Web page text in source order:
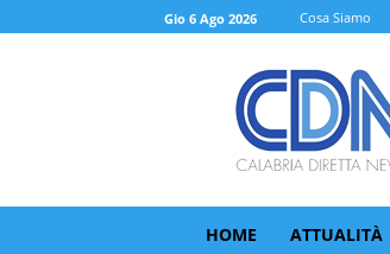
Gio 6 Ago 2026 Cosa Siamo
HOME ATTUALITÀ